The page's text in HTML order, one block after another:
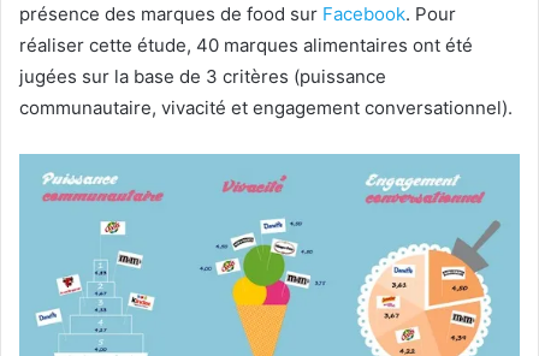
présence des marques de food sur Facebook. Pour
réaliser cette étude, 40 marques alimentaires ont été
jugées sur la base de 3 critères (puissance
communautaire, vivacité et engagement conversationnel).